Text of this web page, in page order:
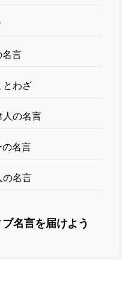
名言
とわざ
人の名言
の名言
の名言
名言を届けよう